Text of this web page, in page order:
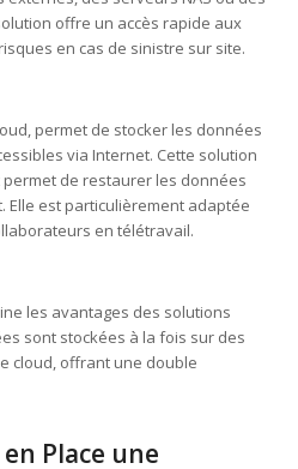
offre un accès rapide aux
en cas de sinistre sur site.
permet de stocker les données
via Internet. Cette solution
de restaurer les données
Elle est particulièrement adaptée
en télétravail.
les avantages des solutions
sont stockées à la fois sur des
cloud, offrant une double
Place une